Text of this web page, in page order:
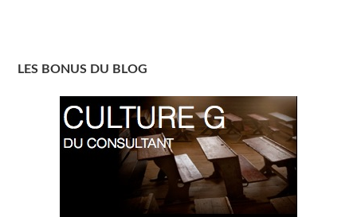
LES BONUS DU BLOG